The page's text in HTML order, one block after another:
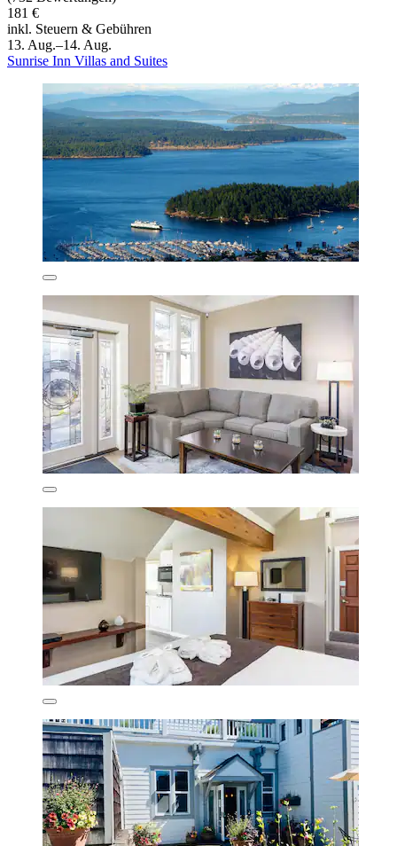
181 €
inkl. Steuern & Gebühren
13. Aug.–14. Aug.
Sunrise Inn Villas and Suites